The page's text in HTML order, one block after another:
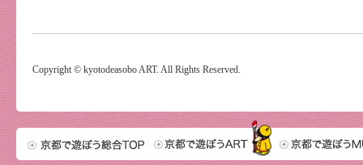
Copyright © kyotodeasobo ART. All Rights Reserved.